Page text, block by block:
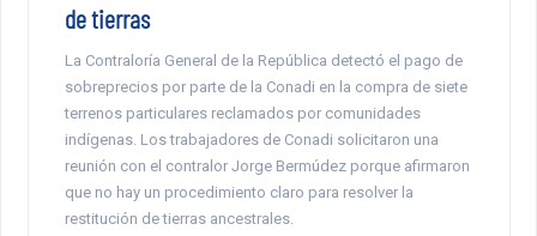
de tierras
La Contraloría General de la República detectó el pago de
sobreprecios por parte de la Conadi en la compra de siete
terrenos particulares reclamados por comunidades
indígenas. Los trabajadores de Conadi solicitaron una
reunión con el contralor Jorge Bermúdez porque afirmaron
que no hay un procedimiento claro para resolver la
restitución de tierras ancestrales.